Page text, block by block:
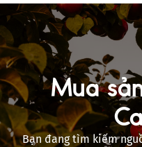
Mua
Bạn đang tìm kiếm